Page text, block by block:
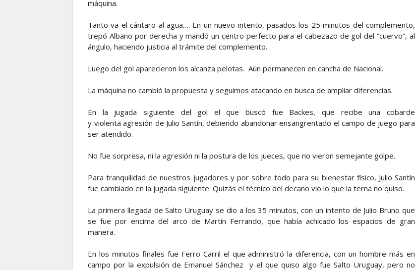
máquina.
Tanto va el cántaro al agua…. En un nuevo intento, pasados los 25 minutos del complemento,
trepó Albano por derecha y mandó un centro perfecto para el cabezazo de gol del “cuervo”, al
ángulo, haciendo justicia al trámite del complemento.
Luego del gol aparecieron los alcanza pelotas. Aún permanecen en cancha de Nacional.
La máquina no cambió la propuesta y seguimos atacando en busca de ampliar diferencias.
En la jugada siguiente del gol el que buscó fue Backes, que recibe una cobarde
y violenta agresión de Julio Santín, debiendo abandonar ensangrentado el campo de juego para
ser atendido.
No fue sorpresa, ni la agresión ni la postura de los jueces, que no vieron semejante golpe.
Para tranquilidad de nuestros jugadores y por sobre todo para su bienestar físico, Julio Santín
fue cambiado en la jugada siguiente. Quizás el técnico del decano vio lo que la terna no quiso.
La primera llegada de Salto Uruguay se dio a los 35 minutos, con un intento de Julio Bruno que
se fue por encima del arco de Martín Ferrando, que había achicado los espacios de gran
manera.
En los minutos finales fue Ferro Carril el que administró la diferencia, con un hombre más en
campo por la expulsión de Emanuel Sánchez y el que quiso algo fue Salto Uruguay, pero no